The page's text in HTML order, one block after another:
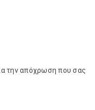
την απόχρωση που σας